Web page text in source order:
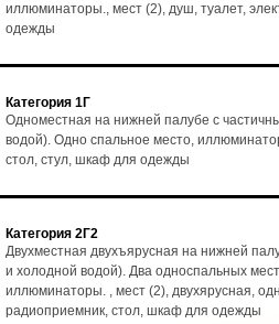
иллюминаторы., мест (2), душ, туалет,
одежды
Категория 1Г
Одноместная на нижней палубе с
водой). Одно спальное место,
стол, стул, шкаф для одежды
Категория 2Г2
Двухместная двухъярусная на нижней
и холодной водой). Два односпальных
иллюминаторы. , мест (2), двухярусная,
радиоприемник, стол, шкаф для одежды